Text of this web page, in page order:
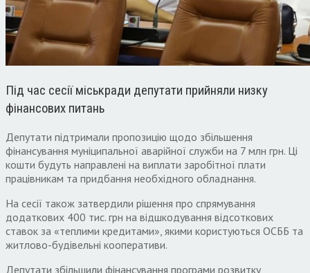
Під час сесії міськради депутати прийняли низку
фінансових питань
Депутати підтримали пропозицію щодо збільшення
фінансування муніципальної аварійної служби на 7 млн грн. Ці
кошти будуть направлені на виплати заробітної плати
працівникам та придбання необхідного обладнання.
На сесії також затвердили рішення про спрямування
додаткових 400 тис. грн на відшкодування відсоткових
ставок за «теплими кредитами», якими користуються ОСББ та
житлово-будівельні кооперативи.
Депутати збільшили фінансування програми розвитку